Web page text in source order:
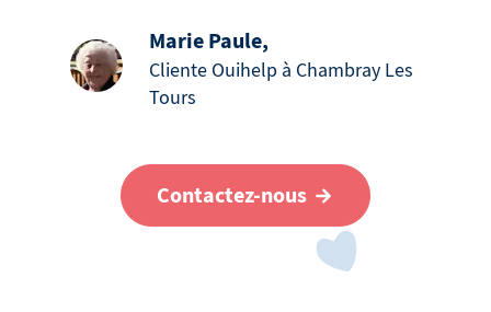
Marie Paule,
Cliente Ouihelp à Chambray Les
Tours
Contactez-nous